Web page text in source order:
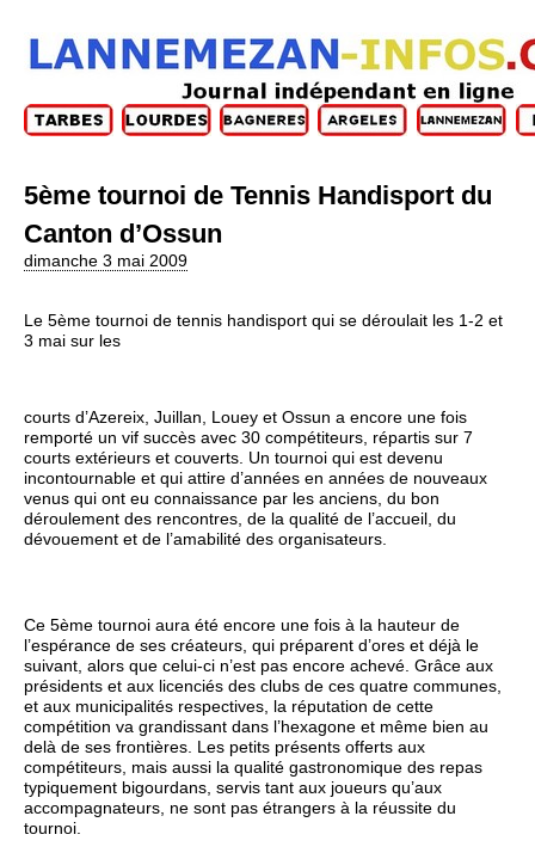
5ème tournoi de Tennis Handisport du
Canton d’Ossun
dimanche 3 mai 2009
Le 5ème tournoi de tennis handisport qui se déroulait les 1-2 et
3 mai sur les
courts d’Azereix, Juillan, Louey et Ossun a encore une fois
remporté un vif succès avec 30 compétiteurs, répartis sur 7
courts extérieurs et couverts. Un tournoi qui est devenu
incontournable et qui attire d’années en années de nouveaux
venus qui ont eu connaissance par les anciens, du bon
déroulement des rencontres, de la qualité de l’accueil, du
dévouement et de l’amabilité des organisateurs.
Ce 5ème tournoi aura été encore une fois à la hauteur de
l’espérance de ses créateurs, qui préparent d’ores et déjà le
suivant, alors que celui-ci n’est pas encore achevé. Grâce aux
présidents et aux licenciés des clubs de ces quatre communes,
et aux municipalités respectives, la réputation de cette
compétition va grandissant dans l’hexagone et même bien au
delà de ses frontières. Les petits présents offerts aux
compétiteurs, mais aussi la qualité gastronomique des repas
typiquement bigourdans, servis tant aux joueurs qu’aux
accompagnateurs, ne sont pas étrangers à la réussite du
tournoi.